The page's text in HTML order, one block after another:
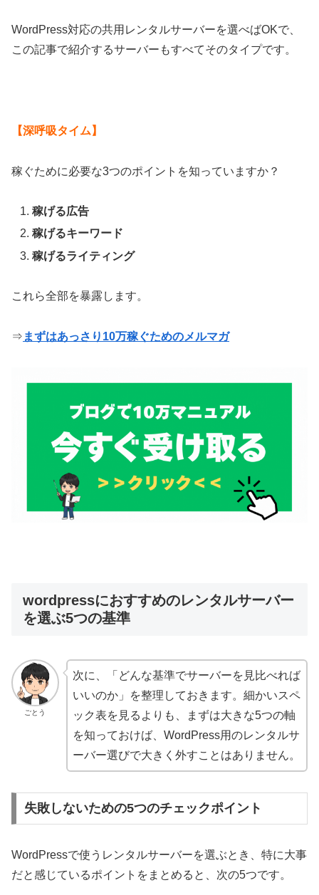
WordPress対応の共用レンタルサーバーを選べばOKで、
この記事で紹介するサーバーもすべてそのタイプです。
【深呼吸タイム】
稼ぐために必要な3つのポイントを知っていますか？
稼げる広告
稼げるキーワード
稼げるライティング
これら全部を暴露します。
⇒ まずはあっさり10万稼ぐためのメルマガ
wordpressにおすすめのレンタルサーバー
を選ぶ5つの基準
ごとう
次に、「どんな基準でサーバーを見比べれば
いいのか」を整理しておきます。細かいスペ
ック表を見るよりも、まずは大きな5つの軸
を知っておけば、WordPress用のレンタルサ
ーバー選びで大きく外すことはありません。
失敗しないための5つのチェックポイント
WordPressで使うレンタルサーバーを選ぶとき、特に大事
だと感じているポイントをまとめると、次の5つです。